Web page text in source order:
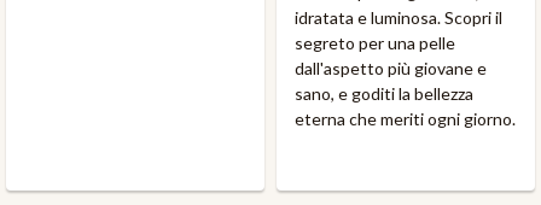
idratata e luminosa. Scopri il
segreto per una pelle
dall'aspetto più giovane e
sano, e goditi la bellezza
eterna che meriti ogni giorno.